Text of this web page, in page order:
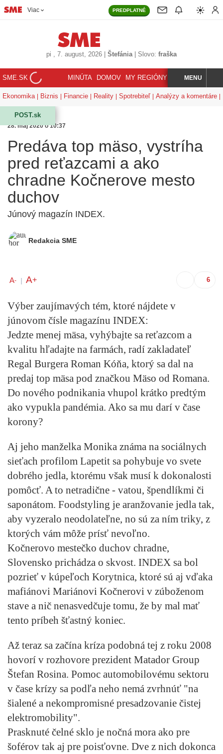
Viac PREDPLATNÉ
pi , 7. august, 2026 Štefánia| Slovo: fraška
SME.SK MINÚTA DOMOV MY REGIÓNY KORZÁR
HĽADAJMENU
Ekonomika Biznis Financie Reality Spotrebiteľ Analýzy a komentáre
POST.sk
28. máj 2020 o 10:37
Predáva top mäso, vystríha
pred reťazcami a ako
chradne Kočnerove mesto
duchov
Júnový magazín INDEX.
Redakcia SME
A- | A+
Výber zaujímavých tém, ktoré nájdete v
júnovom čísle magazínu INDEX:
Jedzte menej mäsa, vyhýbajte sa reťazcom a
kvalitu hľadajte na farmách, radí zakladateľ
Regal Burgera Roman Kóňa, ktorý sa dal na
predaj top mäsa pod značkou Mäso od Romana.
Do nového podnikania vhupol krátko predtým
ako vypukla pandémia. Ako sa mu darí v čase
korony?
Aj jeho manželka Monika známa na sociálnych
sieťach profilom Lapetit sa pohybuje vo svete
dobrého jedla, ktorému však musí k dokonalosti
pomôcť. A to netradične - vatou, špendlíkmi či
saponátom. Foodstyling je aranžovanie jedla tak,
aby vyzeralo neodolateľne, no sú za ním triky, z
ktorých vám môže prísť nevoľno.
Kočnerovo mestečko duchov chradne,
Slovensko prichádza o skvost. INDEX sa bol
pozrieť v kúpeľoch Korytnica, ktoré sú aj vďaka
mafiánovi Mariánovi Kočnerovi v zúboženom
stave a nič nenasvedčuje tomu, že by mal mať
tento príbeh šťastný koniec.
Až teraz sa začína kríza podobná tej z roku 2008
hovorí v rozhovore prezident Matador Group
Štefan Rosina. Pomoc automobilovému sektoru
v čase krízy sa podľa neho nemá zvrhnúť "na
šialené a nekompromisné presadzovanie čistej
elektromobility".
Prasknuté čelné sklo je nočná mora ako pre
šoférov tak aj pre poisťovne. Dve z nich dokonca